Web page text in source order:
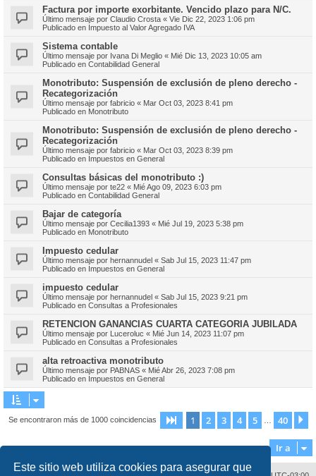
Este sitio web utiliza cookies para asegurar que
Factura por importe exorbitante. Vencido plazo para N/C.
Último mensaje por Claudio Crosta « Vie Dic 22, 2023 1:06 pm
Publicado en Impuesto al Valor Agregado IVA
Sistema contable
Último mensaje por Ivana Di Meglio « Mié Dic 13, 2023 10:05 am
Publicado en Contabilidad General
Monotributo: Suspensión de exclusión de pleno derecho -
Recategorización
Último mensaje por fabricio « Mar Oct 03, 2023 8:41 pm
Publicado en Monotributo
Monotributo: Suspensión de exclusión de pleno derecho -
Recategorización
Último mensaje por fabricio « Mar Oct 03, 2023 8:39 pm
Publicado en Impuestos en General
Consultas básicas del monotributo :)
Último mensaje por te22 « Mié Ago 09, 2023 6:03 pm
Publicado en Contabilidad General
Bajar de categoría
Último mensaje por Cecilia1393 « Mié Jul 19, 2023 5:38 pm
Publicado en Monotributo
Impuesto cedular
Último mensaje por hernannudel « Sab Jul 15, 2023 11:47 pm
Publicado en Impuestos en General
impuesto cedular
Último mensaje por hernannudel « Sab Jul 15, 2023 9:21 pm
Publicado en Consultas a Profesionales
RETENCION GANANCIAS CUARTA CATEGORIA JUBILADA
Último mensaje por Luceroluc « Mié Jun 14, 2023 11:07 pm
Publicado en Consultas a Profesionales
alta retroactiva monotributo
Último mensaje por PABNAS « Mié Abr 26, 2023 7:08 pm
Publicado en Impuestos en General
Se encontraron más de 1000 coincidencias Página de 40
1 2 3 4 5 40
Ir a